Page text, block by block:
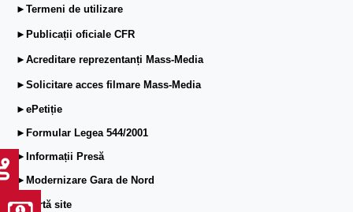
►Termeni de utilizare
►Publicații oficiale CFR
►Acreditare reprezentanți Mass-Media
►Solicitare acces filmare Mass-Media
►ePetiție
►Formular Legea 544/2001
►Informații Presă
►Modernizare Gara de Nord
►Hartă site